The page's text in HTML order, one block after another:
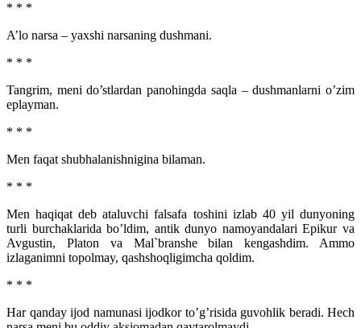
* * *
A’lo narsa – yaxshi narsaning dushmani.
* * *
Tangrim, meni do’stlardan panohingda saqla – dushmanlarni o’zim
eplayman.
* * *
Men faqat shubhalanishnigina bilaman.
* * *
Men haqiqat deb ataluvchi falsafa toshini izlab 40 yil dunyoning
turli burchaklarida bo’ldim, antik dunyo namoyandalari Epikur va
Avgustin, Platon va Mal`branshe bilan kengashdim. Ammo
izlaganimni topolmay, qashshoqligimcha qoldim.
* * *
Har qanday ijod namunasi ijodkor to’g’risida guvohlik beradi. Hech